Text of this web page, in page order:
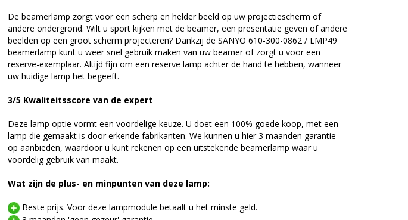
De beamerlamp zorgt voor een scherp en helder beeld op uw projectiescherm of
andere ondergrond. Wilt u sport kijken met de beamer, een presentatie geven of andere
beelden op een groot scherm projecteren? Dankzij de SANYO 610-300-0862 / LMP49
beamerlamp kunt u weer snel gebruik maken van uw beamer of zorgt u voor een
reserve-exemplaar. Altijd fijn om een reserve lamp achter de hand te hebben, wanneer
uw huidige lamp het begeeft.
3/5 Kwaliteitsscore van de expert
Deze lamp optie vormt een voordelige keuze. U doet een 100% goede koop, met een
lamp die gemaakt is door erkende fabrikanten. We kunnen u hier 3 maanden garantie
op aanbieden, waardoor u kunt rekenen op een uitstekende beamerlamp waar u
voordelig gebruik van maakt.
Wat zijn de plus- en minpunten van deze lamp:
Beste prijs. Voor deze lampmodule betaalt u het minste geld.